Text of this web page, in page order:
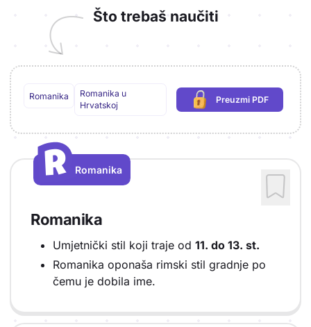
Što trebaš naučiti
Romanika
Romanika u
Hrvatskoj
Preuzmi PDF
(potrebna prijava)
R
R
Romanika
Romanika
Umjetnički stil koji traje od 11. do 13. st.
Romanika oponaša rimski stil gradnje po
čemu je dobila ime.